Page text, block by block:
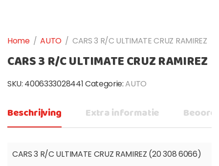
Home / AUTO / CARS 3 R/C ULTIMATE CRUZ RAMIREZ
CARS 3 R/C ULTIMATE CRUZ RAMIREZ
SKU: 4006333028441Categorie:AUTO
Beschrijving Extra informatie
CARS 3 R/C ULTIMATE CRUZ RAMIREZ (20 308 6066)